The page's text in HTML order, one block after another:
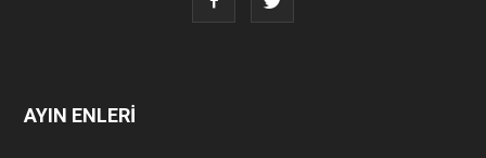
AYIN ENLERİ